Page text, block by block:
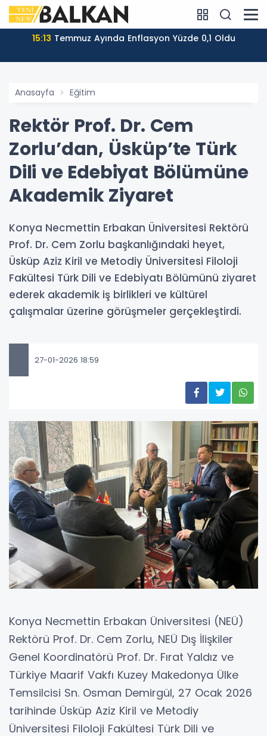
15:13 Temmuz Ayında Enflasyon Yüzde 0,1 Oldu
Anasayfa Eğitim
Rektör Prof. Dr. Cem
Zorlu’dan, Üsküp’te Türk
Dili ve Edebiyat Bölümüne
Akademik Ziyaret
Konya Necmettin Erbakan Üniversitesi Rektörü
Prof. Dr. Cem Zorlu başkanlığındaki heyet,
Üsküp Aziz Kiril ve Metodiy Üniversitesi Filoloji
Fakültesi Türk Dili ve Edebiyatı Bölümünü ziyaret
ederek akademik iş birlikleri ve kültürel
çalışmalar üzerine görüşmeler gerçekleştirdi.
27-01-2026 18:59
Konya Necmettin Erbakan Üniversitesi (NEÜ)
Rektörü Prof. Dr. Cem Zorlu, NEÜ Dış İlişkiler
Genel Koordinatörü Prof. Dr. Fırat Yaldız ve
Türkiye Maarif Vakfı Kuzey Makedonya Ülke
Temsilcisi Sn. Osman Demirgül, 27 Ocak 2026
tarihinde Üsküp Aziz Kiril ve Metodiy
Üniversitesi Filoloji Fakültesi Türk Dili ve